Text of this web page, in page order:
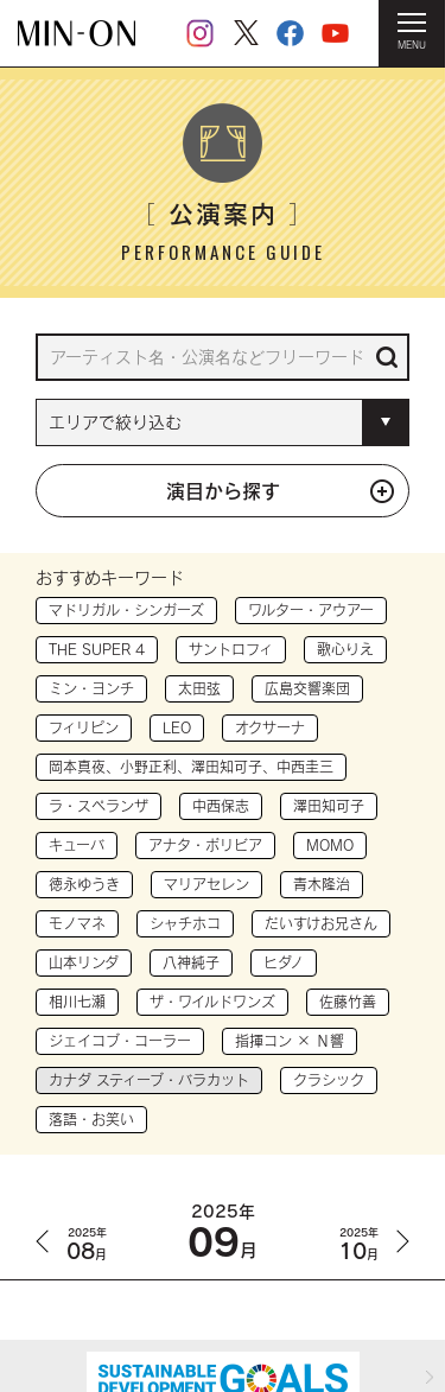
MENU
HOME ＞ 公演案内
［公演案内］
PERFORMANCE GUIDE
演目から探す
おすすめキーワード
マドリガル・シンガーズ ワルター・アウアー
THE SUPER 4 サントロフィ 歌心りえ
ミン・ヨンチ 太田弦 広島交響楽団
フィリピン LEO オクサーナ
岡本真夜、小野正利、澤田知可子、中西圭三
ラ・スペランザ 中西保志 澤田知可子
キューバ アナタ・ボリビア MOMO
徳永ゆうき マリアセレン 青木隆治
モノマネ シャチホコ だいすけお兄さん
山本リンダ 八神純子 ヒダノ
相川七瀬 ザ・ワイルドワンズ 佐藤竹善
ジェイコブ・コーラー 指揮コン × Ｎ響
カナダ スティーブ・バラカット クラシック
落語・お笑い
2025年
08月
2025年
09月
2025年
10月